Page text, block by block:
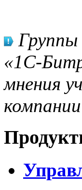
Группы
«1С-
мнения